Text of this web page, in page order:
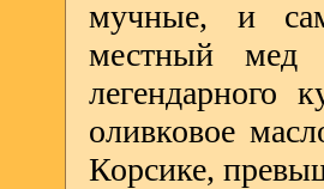
мучные, и
местный мед
легендарного
оливковое
Корсике,